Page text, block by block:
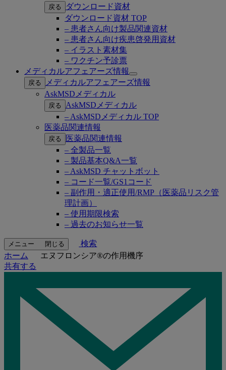
戻る
ダウンロード資材
ダウンロード資材 TOP
– 患者さん向け製品関連資材
– 患者さん向け疾患啓発用資材
– イラスト素材集
– ワクチン予診票
メディカルアフェアーズ情報
Open
submenu
戻る
メディカルアフェアーズ情報
AskMSDメディカル
戻る
AskMSDメディカル
– AskMSDメディカル TOP
医薬品関連情報
戻る
医薬品関連情報
– 全製品一覧
– 製品基本Q&A一覧
– AskMSD チャットボット
– コード一覧/GS1コード
– 副作用・適正使用/RMP（医薬品リスク管
理計画）
– 使用期限検索
– 過去のお知らせ一覧
メニュー 閉じる
検索
ホーム
エヌフロンシア®の作用機序
共有する